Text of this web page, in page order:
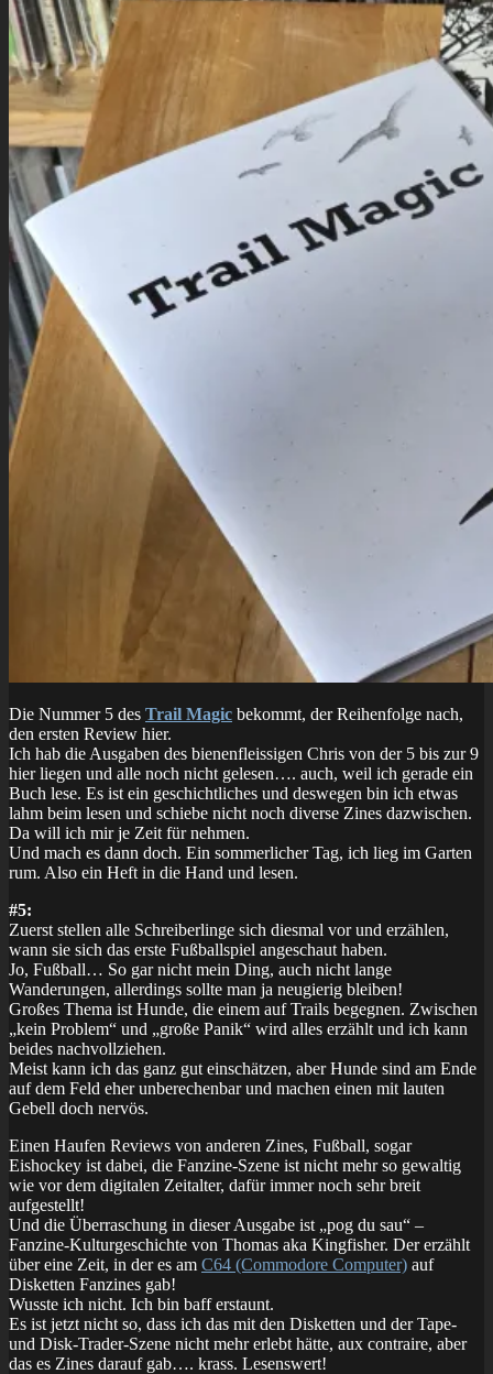
Die Nummer 5 des Trail Magic bekommt, der Reihenfolge nach,
den ersten Review hier.
Ich hab die Ausgaben des bienenfleissigen Chris von der 5 bis zur 9
hier liegen und alle noch nicht gelesen…. auch, weil ich gerade ein
Buch lese. Es ist ein geschichtliches und deswegen bin ich etwas
lahm beim lesen und schiebe nicht noch diverse Zines dazwischen.
Da will ich mir je Zeit für nehmen.
Und mach es dann doch. Ein sommerlicher Tag, ich lieg im Garten
rum. Also ein Heft in die Hand und lesen.
#5:
Zuerst stellen alle Schreiberlinge sich diesmal vor und erzählen,
wann sie sich das erste Fußballspiel angeschaut haben.
Jo, Fußball… So gar nicht mein Ding, auch nicht lange
Wanderungen, allerdings sollte man ja neugierig bleiben!
Großes Thema ist Hunde, die einem auf Trails begegnen. Zwischen
„kein Problem“ und „große Panik“ wird alles erzählt und ich kann
beides nachvollziehen.
Meist kann ich das ganz gut einschätzen, aber Hunde sind am Ende
auf dem Feld eher unberechenbar und machen einen mit lauten
Gebell doch nervös.
Einen Haufen Reviews von anderen Zines, Fußball, sogar
Eishockey ist dabei, die Fanzine-Szene ist nicht mehr so gewaltig
wie vor dem digitalen Zeitalter, dafür immer noch sehr breit
aufgestellt!
Und die Überraschung in dieser Ausgabe ist „pog du sau“ –
Fanzine-Kulturgeschichte von Thomas aka Kingfisher. Der erzählt
über eine Zeit, in der es am C64 (Commodore Computer) auf
Disketten Fanzines gab!
Wusste ich nicht. Ich bin baff erstaunt.
Es ist jetzt nicht so, dass ich das mit den Disketten und der Tape-
und Disk-Trader-Szene nicht mehr erlebt hätte, aux contraire, aber
das es Zines darauf gab…. krass. Lesenswert!